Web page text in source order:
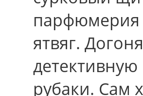
парфюмерия
ятвяг.
рубаки. Сам